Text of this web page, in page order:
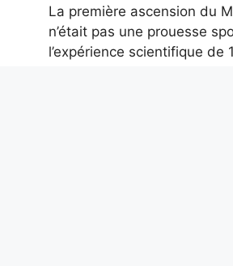
La première ascension du
n’était pas une prouesse
l’expérience scientifique de